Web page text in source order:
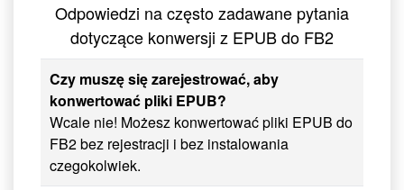
Odpowiedzi na często zadawane pytania
dotyczące konwersji z EPUB do FB2
Czy muszę się zarejestrować, aby
konwertować pliki EPUB?
Wcale nie! Możesz konwertować pliki EPUB do
FB2 bez rejestracji i bez instalowania
czegokolwiek.